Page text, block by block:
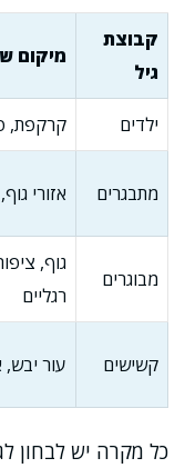
קבוצת
גיל
מיקום
ילדים קרקפת,
מתבגרים אזורי
מבוגרים
גוף,
רגליים
קשישים עור יבש,
כל מקרה יש לבחון